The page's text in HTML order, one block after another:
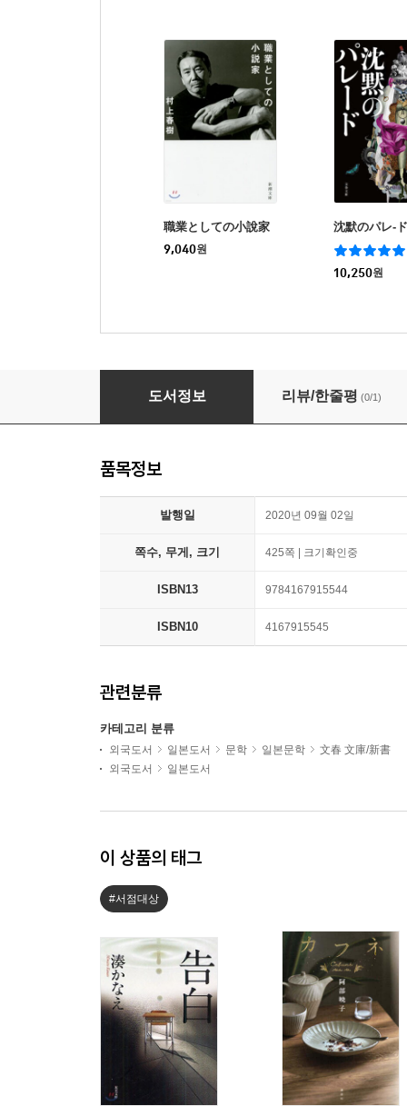
職業としての小說家
9,040원
沈默のパレ-ド
10,250원
そして,バトンは渡された
도서정보 리뷰/한줄평 (0/1)
품목정보
발행일 2020년 09월 02일
쪽수, 무게, 크기 425쪽 | 크기확인중
ISBN13 9784167915544
ISBN10 4167915545
관련분류
카테고리 분류
외국도서 일본도서 문학 일본문학
文春 文庫/新書
외국도서
일본도서
이 상품의 태그
#서점대상